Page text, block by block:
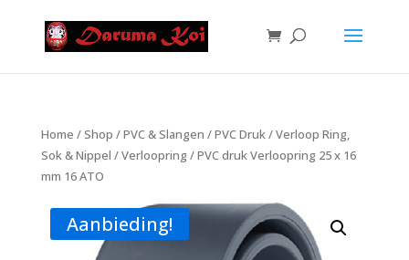
Home /Shop /PVC & Slangen /PVC Druk/Verloop Ring,
Sok & Nippel /Verloopring / PVC druk Verloopring 25 x 16
mm 16 ATO
Aanbieding!